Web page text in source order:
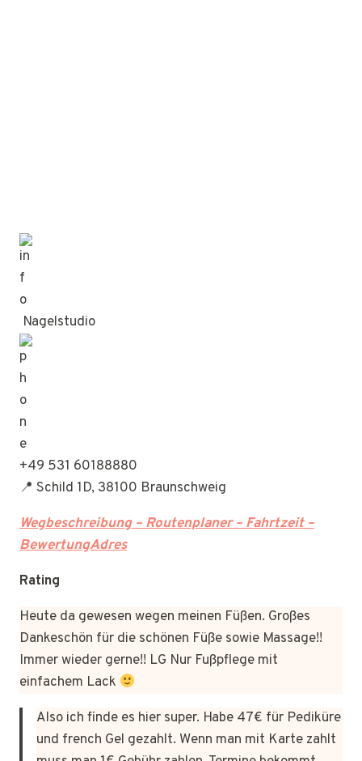
Nagelstudio
+49 531 60188880
📍 Schild 1D, 38100 Braunschweig
Wegbeschreibung – Routenplaner – Fahrtzeit –
BewertungAdres
Rating
Heute da gewesen wegen meinen Füßen. Großes
Dankeschön für die schönen Füße sowie Massage!!
Immer wieder gerne!! LG Nur Fußpflege mit
einfachem Lack
Also ich finde es hier super. Habe 47€ für Pediküre
und french Gel gezahlt. Wenn man mit Karte zahlt